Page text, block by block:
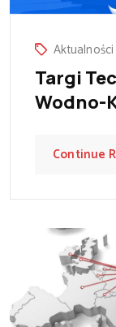
Aktualności
Targi
Wodno-
Continue